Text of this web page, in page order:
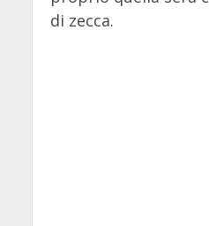
di zecca.